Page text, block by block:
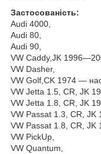
Застосованість:
Audi 4000,
Audi 80,
Audi 90,
VW Caddy,JK
VW Dasher,
VW Golf,CK 1974 —
VW Jetta 1.5, CR, JK
VW Jetta 1.8, CR, JK
VW Passat 1.3, CR,
VW Passat 1.8, CR,
VW PickUp,
VW Quantum,